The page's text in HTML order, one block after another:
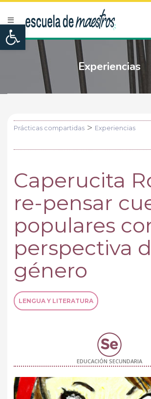
Open toolbar
Experiencias
Prácticas compartidas> Experiencias
Caperucita
re-pensar
populares
perspectiva
género
LENGUA Y LITERATURA
EDUCACIÓN SECUNDARIA